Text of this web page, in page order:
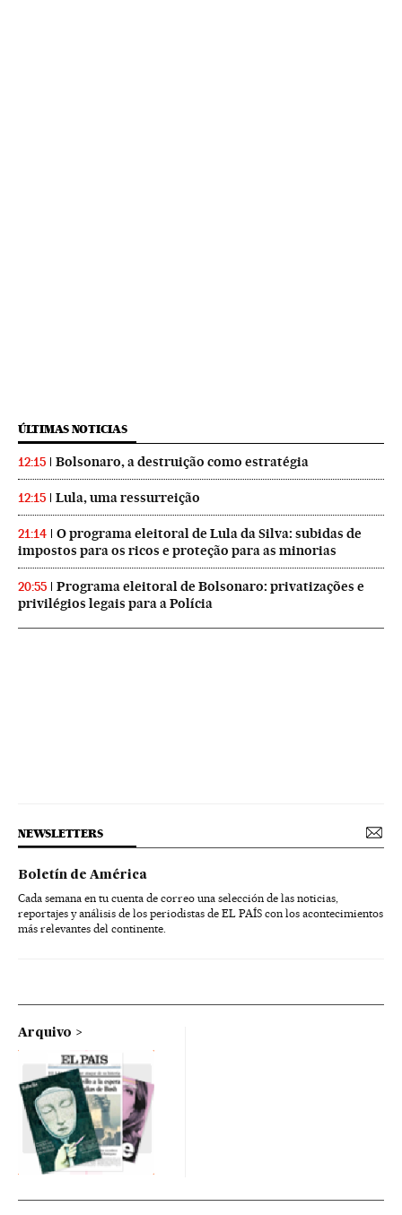
ÚLTIMAS NOTICIAS
12:15 Bolsonaro, a destruição como estratégia
12:15 Lula, uma ressurreição
21:14
O programa eleitoral de Lula da Silva: subidas de
impostos para os ricos e proteção para as minorias
20:55
Programa eleitoral de Bolsonaro: privatizações e
privilégios legais para a Polícia
NEWSLETTERS
Boletín de América
Cada semana en tu cuenta de correo una selección de las noticias,
reportajes y análisis de los periodistas de EL PAÍS con los acontecimientos
más relevantes del continente.
Arquivo